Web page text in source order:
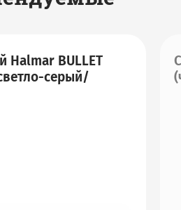
Halmar BULLET
серый/